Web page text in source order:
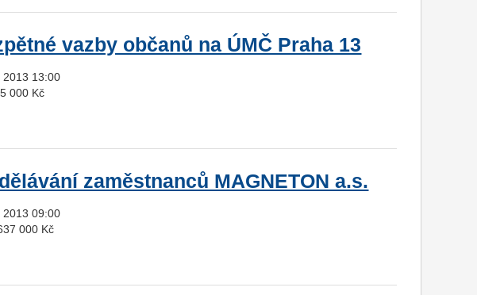
vazby občanů na ÚMČ Praha 13
13:00
000 Kč
zaměstnanců MAGNETON a.s.
09:00
000 Kč